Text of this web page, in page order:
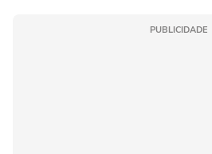
PUBLICIDADE